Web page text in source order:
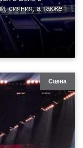
сияния, а также
Сцена